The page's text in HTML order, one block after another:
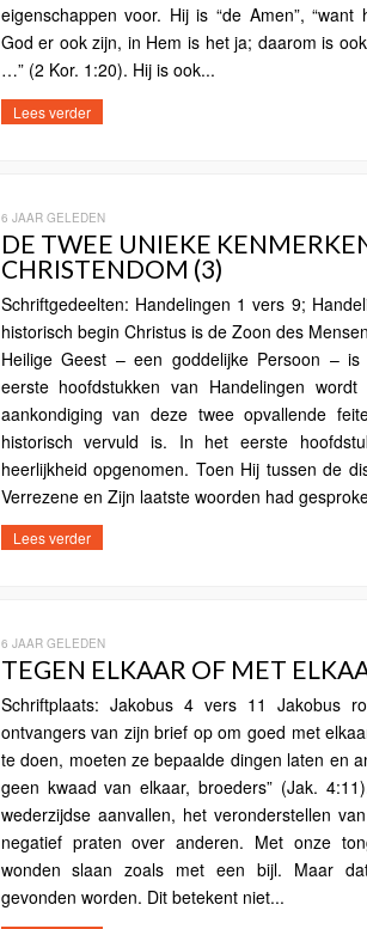
eigenschappen voor. Hij is “de Amen”, “want
God er ook zijn, in Hem is het ja; daarom is
…” (2 Kor. 1:20). Hij is ook...
Lees verder
6 JAAR GELEDEN
DE TWEE UNIEKE
CHRISTENDOM (3)
Schriftgedeelten: Handelingen 1 vers 9;
historisch begin Christus is de Zoon des
Heilige Geest – een goddelijke Persoon –
eerste hoofdstukken van Handelingen
aankondiging van deze twee opvallende
historisch vervuld is. In het eerste
heerlijkheid opgenomen. Toen Hij tussen de
Verrezene en Zijn laatste woorden had
Lees verder
6 JAAR GELEDEN
TEGEN ELKAAR OF MET
Schriftplaats: Jakobus 4 vers 11 Jakobus
ontvangers van zijn brief op om goed met
te doen, moeten ze bepaalde dingen laten en
geen kwaad van elkaar, broeders” (Jak.
wederzijdse aanvallen, het veronderstellen
negatief praten over anderen. Met onze
wonden slaan zoals met een bijl. Maar
gevonden worden. Dit betekent niet...